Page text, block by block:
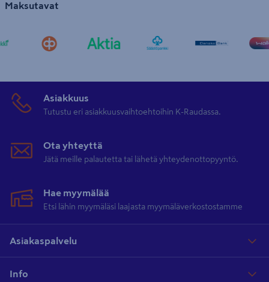
Maksutavat
Asiakkuus
Tutustu eri asiakkuusvaihtoehtoihin K-Raudassa.
Ota yhteyttä
Jätä meille palautetta tai lähetä yhteydenottopyyntö.
Hae myymälää
Etsi lähin myymäläsi laajasta myymäläverkostostamme
Asiakaspalvelu
Info